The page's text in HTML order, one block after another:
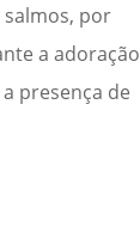
por
a adoração
presença de